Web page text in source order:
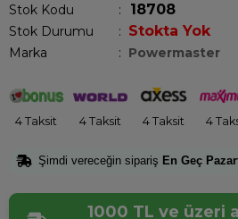
Stok Kodu 18708
Stok Durumu : Stokta Yok
Marka : Powermaster
4 Taksit 4 Taksit 4 Taksit 4
Şimdi vereceğin sipariş En Geç
1000 TL ve üzeri